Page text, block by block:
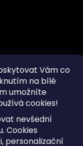
Vám co
na bílé
umožníte
cookies!
nevšední
Cookies
personalizační